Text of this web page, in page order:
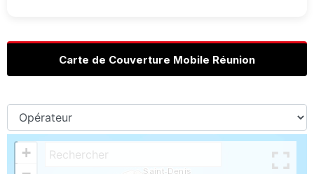
Carte de Couverture Mobile Réunion